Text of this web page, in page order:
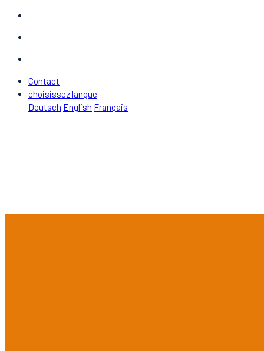
Contact
choisissez langue
Deutsch English Français